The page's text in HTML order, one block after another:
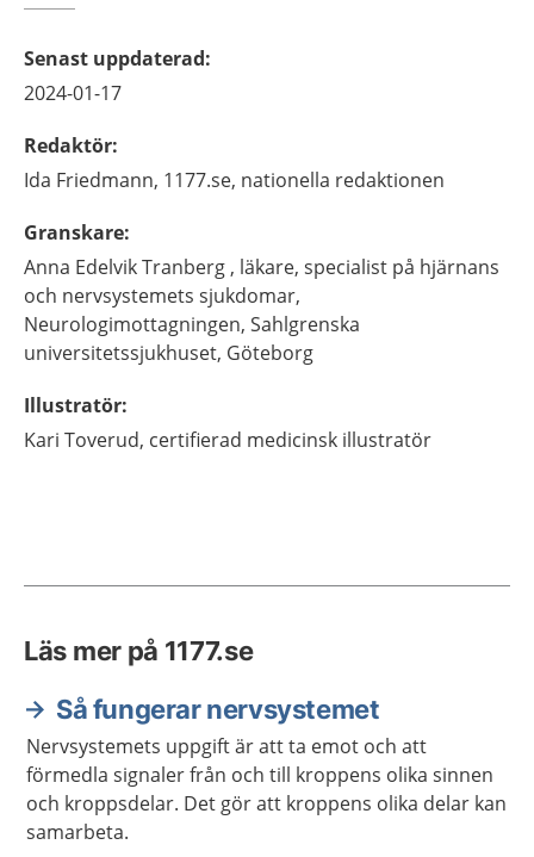
Senast uppdaterad:
2024-01-17
Redaktör:
Ida Friedmann, 1177.se, nationella redaktionen
Granskare:
Anna Edelvik Tranberg , läkare, specialist på hjärnans
och nervsystemets sjukdomar,
Neurologimottagningen, Sahlgrenska
universitetssjukhuset, Göteborg
Illustratör:
Kari Toverud, certifierad medicinsk illustratör
Läs mer på 1177.se
Så fungerar nervsystemet
Nervsystemets uppgift är att ta emot och att
förmedla signaler från och till kroppens olika sinnen
och kroppsdelar. Det gör att kroppens olika delar kan
samarbeta.